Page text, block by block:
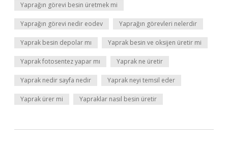
Yaprağın görevi besin üretmek mi
Yaprağın görevi nedir eodev Yaprağın görevleri nelerdir
Yaprak besin depolar mı Yaprak besin ve oksijen üretir mi
Yaprak fotosentez yapar mı Yaprak ne üretir
Yaprak nedir sayfa nedir Yaprak neyi temsil eder
Yaprak ürer mi Yapraklar nasıl besin üretir